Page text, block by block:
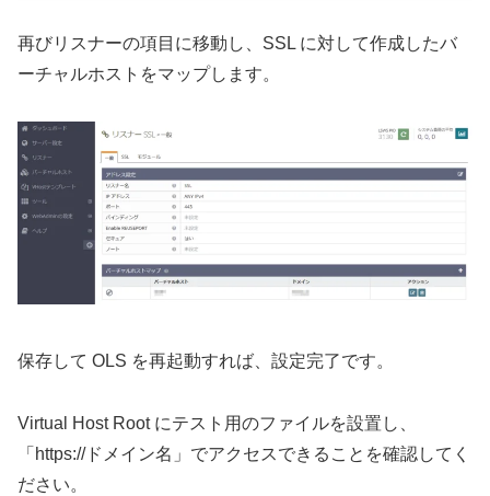
再びリスナーの項目に移動し、SSL に対して作成したバ
ーチャルホストをマップします。
保存して OLS を再起動すれば、設定完了です。
Virtual Host Root にテスト用のファイルを設置し、
「https://ドメイン名」でアクセスできることを確認してく
ださい。